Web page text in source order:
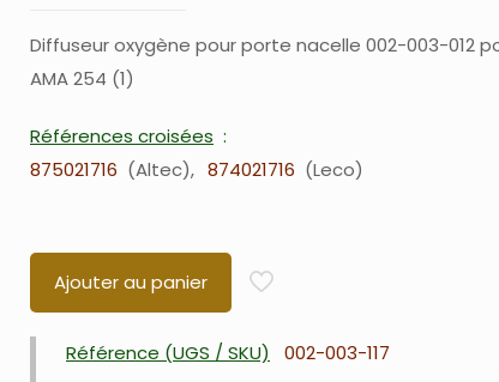
Diffuseur oxygène pour porte nacelle 002-003-012
AMA 254 (1)
Références croisées
875021716
Altec 874021716 Leco
Ajouter au panier
Référence (UGS / SKU)
002-003-117